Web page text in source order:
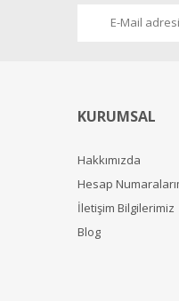
KURUMSAL
Hakkımızda
Hesap
İletişim Bilgilerimiz
Blog